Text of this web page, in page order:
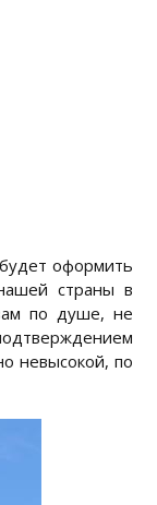
оформить
страны в
по душе, не
невысокой, по